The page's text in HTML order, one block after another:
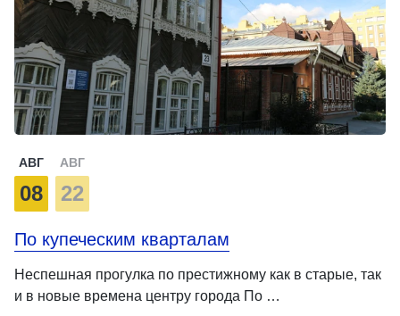
АВГ
08
АВГ
22
По купеческим кварталам
Неспешная прогулка по престижному как в старые, так
и в новые времена центру города По …